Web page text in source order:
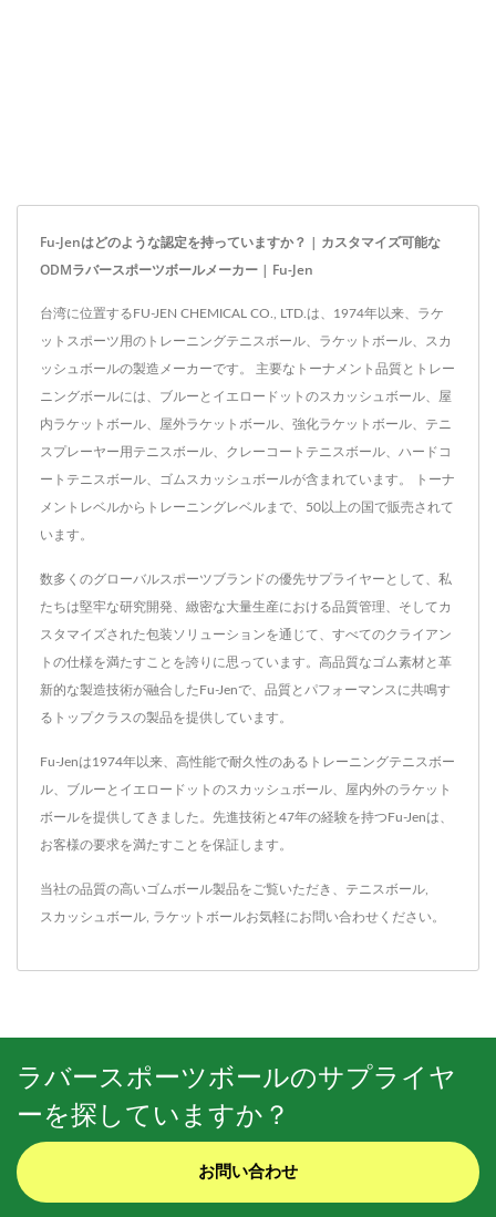
Fu-Jenはどのような認定を持っていますか？ | カスタマイズ可能な
ODMラバースポーツボールメーカー | Fu-Jen
台湾に位置するFU-JEN CHEMICAL CO., LTD.は、1974年以来、ラケ
ットスポーツ用のトレーニングテニスボール、ラケットボール、スカ
ッシュボールの製造メーカーです。 主要なトーナメント品質とトレー
ニングボールには、ブルーとイエロードットのスカッシュボール、屋
内ラケットボール、屋外ラケットボール、強化ラケットボール、テニ
スプレーヤー用テニスボール、クレーコートテニスボール、ハードコ
ートテニスボール、ゴムスカッシュボールが含まれています。 トーナ
メントレベルからトレーニングレベルまで、50以上の国で販売されて
います。
数多くのグローバルスポーツブランドの優先サプライヤーとして、私
たちは堅牢な研究開発、緻密な大量生産における品質管理、そしてカ
スタマイズされた包装ソリューションを通じて、すべてのクライアン
トの仕様を満たすことを誇りに思っています。高品質なゴム素材と革
新的な製造技術が融合したFu-Jenで、品質とパフォーマンスに共鳴す
るトップクラスの製品を提供しています。
Fu-Jenは1974年以来、高性能で耐久性のあるトレーニングテニスボー
ル、ブルーとイエロードットのスカッシュボール、屋内外のラケット
ボールを提供してきました。先進技術と47年の経験を持つFu-Jenは、
お客様の要求を満たすことを保証します。
当社の品質の高いゴムボール製品をご覧いただき、 テニスボール
スカッシュボール ラケットボールお気軽にお問い合わせ ください。
ラバースポーツボールのサプライヤ
ーを探していますか？
お問い合わせ